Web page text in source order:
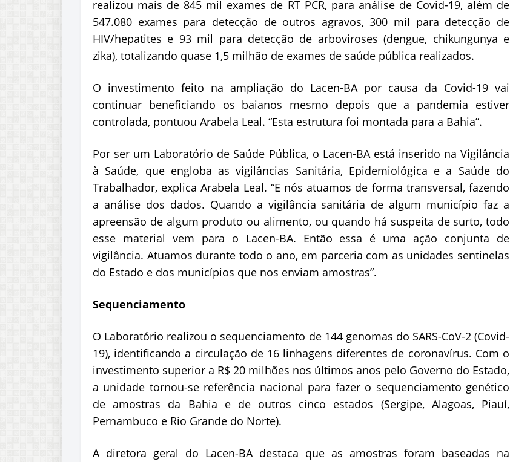
realizou mais de 845 mil exames de RT PCR, para análise de Covid-19, além de
547.080 exames para detecção de outros agravos, 300 mil para detecção de
HIV/hepatites e 93 mil para detecção de arboviroses (dengue, chikungunya e
zika), totalizando quase 1,5 milhão de exames de saúde pública realizados.
O investimento feito na ampliação do Lacen-BA por causa da Covid-19 vai
continuar beneficiando os baianos mesmo depois que a pandemia estiver
controlada, pontuou Arabela Leal. “Esta estrutura foi montada para a Bahia”.
Por ser um Laboratório de Saúde Pública, o Lacen-BA está inserido na Vigilância
à Saúde, que engloba as vigilâncias Sanitária, Epidemiológica e a Saúde do
Trabalhador, explica Arabela Leal. “E nós atuamos de forma transversal, fazendo
a análise dos dados. Quando a vigilância sanitária de algum município faz a
apreensão de algum produto ou alimento, ou quando há suspeita de surto, todo
esse material vem para o Lacen-BA. Então essa é uma ação conjunta de
vigilância. Atuamos durante todo o ano, em parceria com as unidades sentinelas
do Estado e dos municípios que nos enviam amostras”.
Sequenciamento
O Laboratório realizou o sequenciamento de 144 genomas do SARS-CoV-2 (Covid-
19), identificando a circulação de 16 linhagens diferentes de coronavírus. Com o
investimento superior a R$ 20 milhões nos últimos anos pelo Governo do Estado,
a unidade tornou-se referência nacional para fazer o sequenciamento genético
de amostras da Bahia e de outros cinco estados (Sergipe, Alagoas, Piauí,
Pernambuco e Rio Grande do Norte).
A diretora geral do Lacen-BA destaca que as amostras foram baseadas na